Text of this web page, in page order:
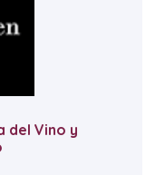
del Vino y